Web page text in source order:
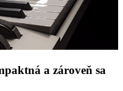
a zároveň sa